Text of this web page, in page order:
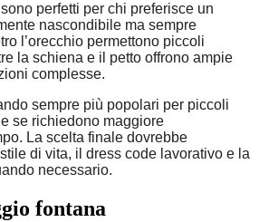
sono perfetti per chi preferisce un
nascondibile ma sempre
l’orecchio permettono piccoli
la schiena e il petto offrono ampie
complesse.
sempre più popolari per piccoli
se richiedono maggiore
La scelta finale dovrebbe
di vita, il dress code lavorativo e la
necessario.
fontana